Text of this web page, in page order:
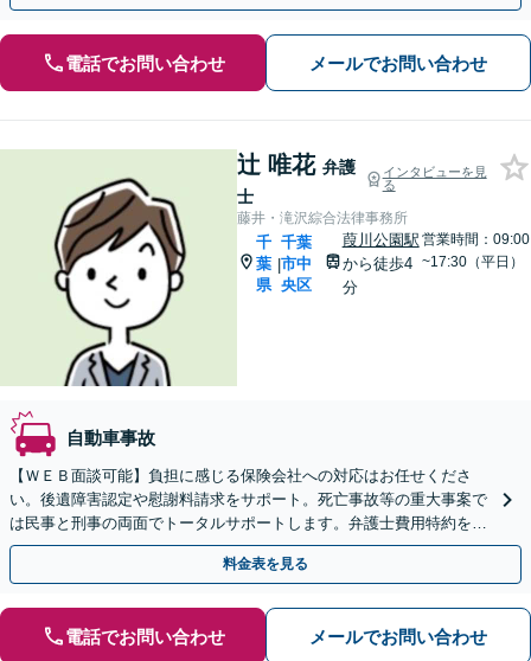
電話でお問い合わせ メールでお問い合わせ
辻 唯花 弁護
士
インタビューを見
る
藤井・滝沢綜合法律事務所
千
葉
県
|
千葉
市中
央区
葭川公園駅
から徒歩4
分
営業時間：09:00
~17:30（平日）
自動車事故
【ＷＥＢ面談可能】負担に感じる保険会社への対応はお任せくださ
い。後遺障害認定や慰謝料請求をサポート。死亡事故等の重大事案で
は民事と刑事の両面でトータルサポートします。弁護士費用特約を使
えば実質負担ゼロ。まずはご相談ください。
料金表を見る
電話でお問い合わせ メールでお問い合わせ